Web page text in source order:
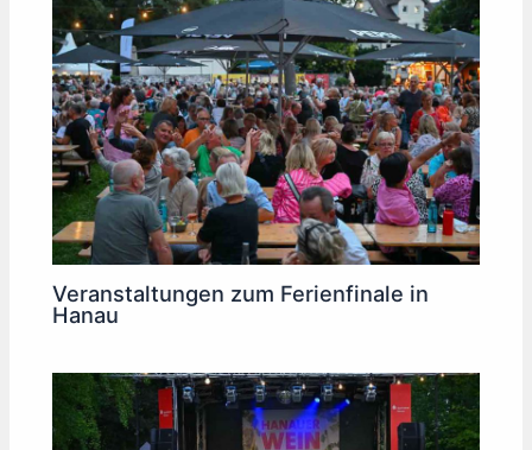
Veranstaltungen zum Ferienfinale in
Hanau